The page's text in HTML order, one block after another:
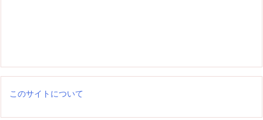
このサイトについて